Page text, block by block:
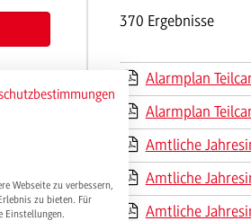
370 Ergebnisse
Alarmplan
Alarmplan
Amtliche
Amtliche
Amtliche
Webseite zu verbessern,
zu bieten. Für
Einstellungen.